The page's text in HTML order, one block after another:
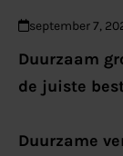
september 7,
Duurzaam
de juiste
Duurzame